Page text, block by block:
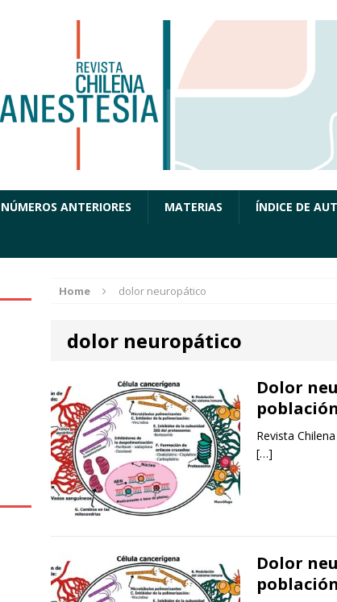
NÚMEROS ANTERIORES MATERIAS ÍNDICE DE
Home dolor neuropático
dolor neuropático
Dolor
Revista
[…]
Dolor